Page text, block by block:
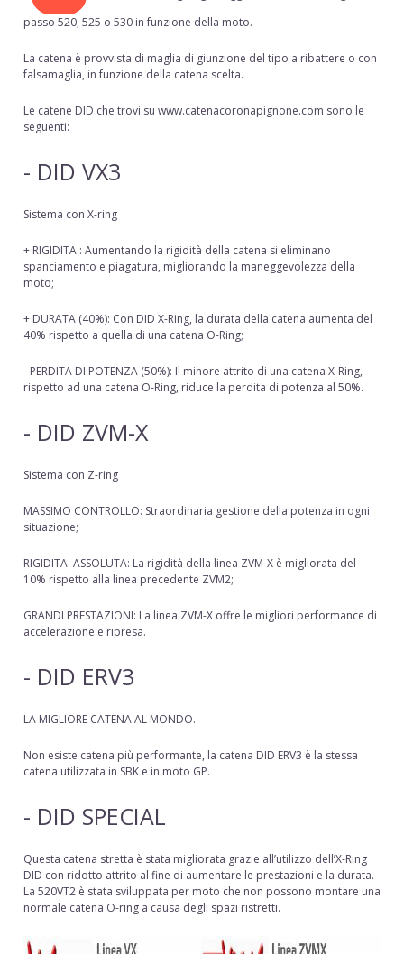
passo 520, 525 o 530 in funzione della moto.
La catena è provvista di maglia di giunzione del tipo a ribattere o con
falsamaglia, in funzione della catena scelta.
Le catene DID che trovi su www.catenacoronapignone.com sono le
seguenti:
- DID VX3
Sistema con X-ring
+ RIGIDITA': Aumentando la rigidità della catena si eliminano
spanciamento e piagatura, migliorando la maneggevolezza della
moto;
+ DURATA (40%): Con DID X-Ring, la durata della catena aumenta del
40% rispetto a quella di una catena O-Ring;
- PERDITA DI POTENZA (50%): Il minore attrito di una catena X-Ring,
rispetto ad una catena O-Ring, riduce la perdita di potenza al 50%.
- DID ZVM-X
Sistema con Z-ring
MASSIMO CONTROLLO: Straordinaria gestione della potenza in ogni
situazione;
RIGIDITA' ASSOLUTA: La rigidità della linea ZVM-X è migliorata del
10% rispetto alla linea precedente ZVM2;
GRANDI PRESTAZIONI: La linea ZVM-X offre le migliori performance di
accelerazione e ripresa.
- DID ERV3
LA MIGLIORE CATENA AL MONDO.
Non esiste catena più performante, la catena DID ERV3 è la stessa
catena utilizzata in SBK e in moto GP.
- DID SPECIAL
Questa catena stretta è stata migliorata grazie all’utilizzo dell’X-Ring
DID con ridotto attrito al fine di aumentare le prestazioni e la durata.
La 520VT2 è stata sviluppata per moto che non possono montare una
normale catena O-ring a causa degli spazi ristretti.